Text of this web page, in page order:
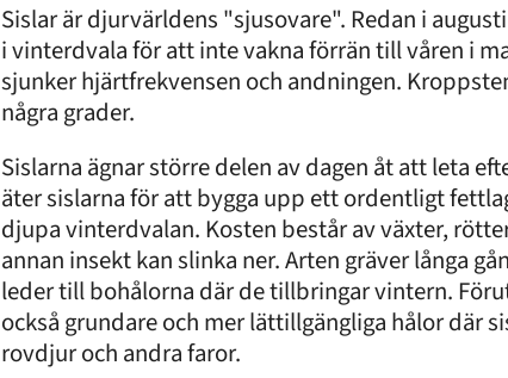
Sislar är djurvärldens "sjusovare". Redan i
i vinterdvala för att inte vakna förrän till våren i
sjunker hjärtfrekvensen och andningen.
några grader.
Sislarna ägnar större delen av dagen åt att leta
äter sislarna för att bygga upp ett ordentligt
djupa vinterdvalan. Kosten består av växter,
annan insekt kan slinka ner. Arten gräver långa
leder till bohålorna där de tillbringar vintern.
också grundare och mer lättillgängliga hålor där
rovdjur och andra faror.